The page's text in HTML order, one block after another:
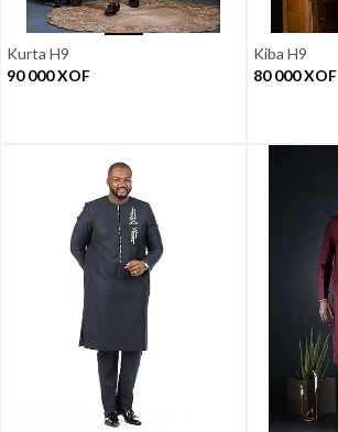
Kurta H9
90 000XOF
Kiba H9
80 000XOF